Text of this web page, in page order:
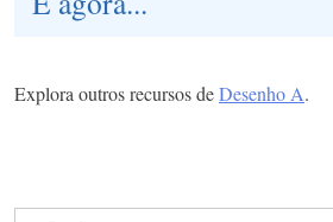
Explora outros recursos deDesenho A.